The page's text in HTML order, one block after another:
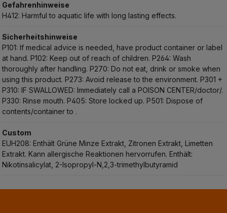
Gefahrenhinweise
H412: Harmful to aquatic life with long lasting effects.
Sicherheitshinweise
P101: If medical advice is needed, have product container or label
at hand.P102: Keep out of reach of children.P264: Wash
thoroughly after handling.P270: Do not eat, drink or smoke when
using this product.P273: Avoid release to the environment.P301 +
P310: IF SWALLOWED: Immediately call a POISON CENTER/doctor/.
P330: Rinse mouth.P405: Store locked up.P501: Dispose of
contents/container to .
Custom
EUH208: Enthält Grüne Minze Extrakt, Zitronen Extrakt, Limetten
Extrakt. Kann allergische Reaktionen hervorrufen.Enthält:
Nikotinsalicylat, 2-Isopropyl-N,2,3-trimethylbutyramid